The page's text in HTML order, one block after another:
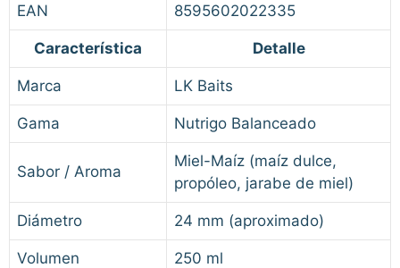
EAN 8595602022335
Característica Detalle
Marca LK Baits
Gama Nutrigo Balanceado
Sabor / Aroma
Miel-Maíz (maíz dulce,
propóleo, jarabe de miel)
Diámetro 24 mm (aproximado)
Volumen 250 ml